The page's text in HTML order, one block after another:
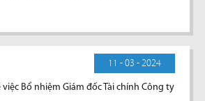
11 - 03 - 2024
việc Bổ nhiệm Giám đốc Tài chính Công ty